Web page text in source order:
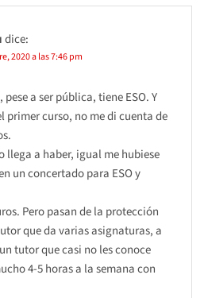
dice:
2020 a las 7:46 pm
a ser pública, tiene ESO. Y
primer curso, no me di cuenta de
llega a haber, igual me hubiese
un concertado para ESO y
Pero pasan de la protección
que da varias asignaturas, a
tutor que casi no les conoce
4-5 horas a la semana con